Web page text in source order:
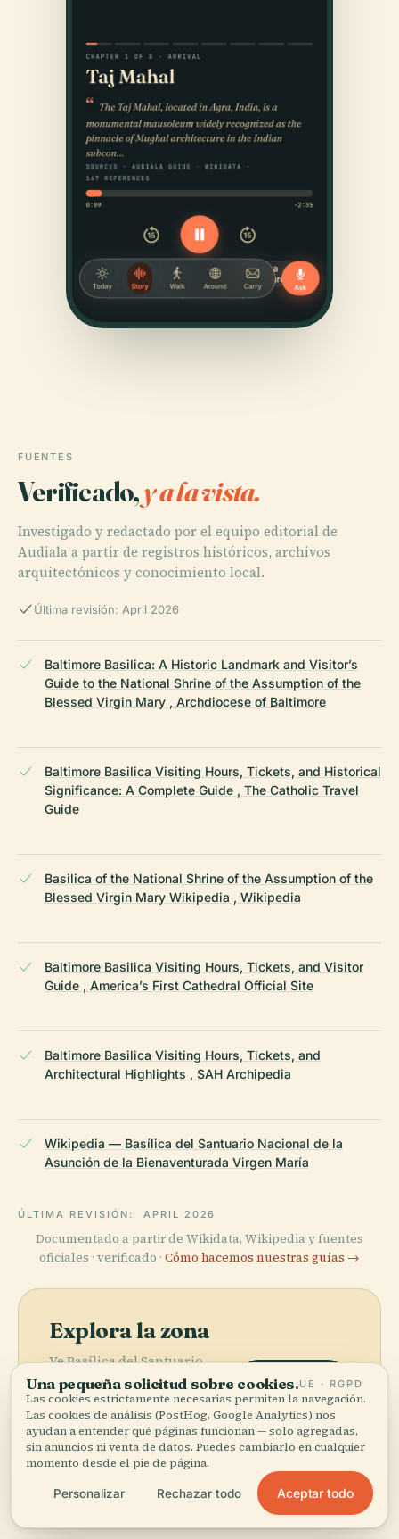
FUENTES
Verificado,y a la vista.
Investigado y redactado por el equipo editorial de
Audiala a partir de registros históricos, archivos
arquitectónicos y conocimiento local.
Última revisión: April 2026
Baltimore Basilica: A Historic Landmark and Visitor’s
Guide to the National Shrine of the Assumption of the
Blessed Virgin Mary , Archdiocese of Baltimore
Baltimore Basilica Visiting Hours, Tickets, and Historical
Significance: A Complete Guide , The Catholic Travel
Guide
Basilica of the National Shrine of the Assumption of the
Blessed Virgin Mary Wikipedia , Wikipedia
Baltimore Basilica Visiting Hours, Tickets, and Visitor
Guide , America’s First Cathedral Official Site
Baltimore Basilica Visiting Hours, Tickets, and
Architectural Highlights , SAH Archipedia
Wikipedia — Basílica del Santuario Nacional de la
Asunción de la Bienaventurada Virgen María
ÚLTIMA REVISIÓN: APRIL 2026
Documentado a partir de Wikidata, Wikipedia y fuentes
oficiales · verificado · Cómo hacemos nuestras guías →
Explora la zona
Ve Basílica del Santuario
Nacional de la Asunción de la
Bienaventurada Virgen María
en el mapa y descubre qué
hay cerca.
Ver mapa
Una pequeña solicitud sobre cookies.UE · RGPD
Las cookies estrictamente necesarias permiten la navegación.
Las cookies de análisis (PostHog, Google Analytics) nos
ayudan a entender qué páginas funcionan — solo agregadas,
sin anuncios ni venta de datos. Puedes cambiarlo en cualquier
momento desde el pie de página.
Personalizar Rechazar todo Aceptar todo